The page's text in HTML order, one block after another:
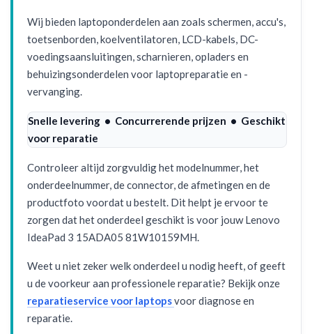
Wij bieden laptoponderdelen aan zoals schermen, accu's,
toetsenborden, koelventilatoren, LCD-kabels, DC-
voedingsaansluitingen, scharnieren, opladers en
behuizingsonderdelen voor laptopreparatie en -
vervanging.
Snelle levering • Concurrerende prijzen • Geschikt
voor reparatie
Controleer altijd zorgvuldig het modelnummer, het
onderdeelnummer, de connector, de afmetingen en de
productfoto voordat u bestelt. Dit helpt je ervoor te
zorgen dat het onderdeel geschikt is voor jouw Lenovo
IdeaPad 3 15ADA05 81W10159MH.
Weet u niet zeker welk onderdeel u nodig heeft, of geeft
u de voorkeur aan professionele reparatie? Bekijk onze
reparatieservice voor laptopsvoor diagnose en
reparatie.